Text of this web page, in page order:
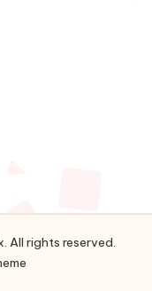
All rights reserved.